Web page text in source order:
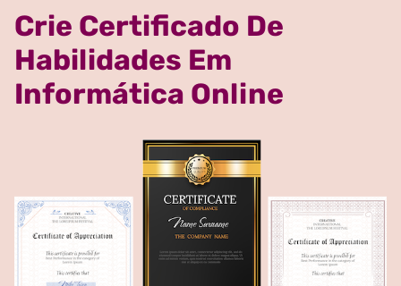
Crie Certificado De
Habilidades Em
Informática Online